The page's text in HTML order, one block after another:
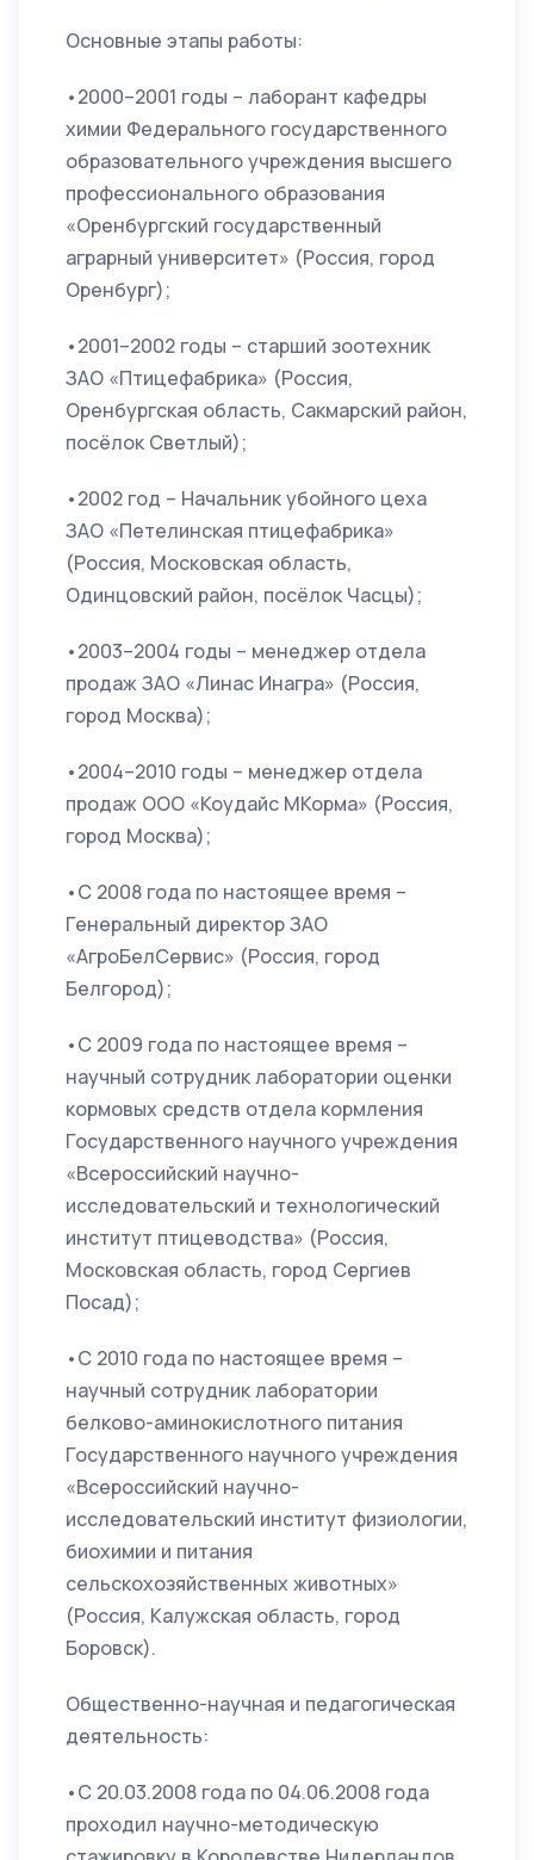
Основные этапы работы:
•2000–2001 годы – лаборант кафедры
химии Федерального государственного
образовательного учреждения высшего
профессионального образования
«Оренбургский государственный
аграрный университет» (Россия, город
Оренбург);
•2001–2002 годы – старший зоотехник
ЗАО «Птицефабрика» (Россия,
Оренбургская область, Сакмарский район,
посёлок Светлый);
•2002 год – Начальник убойного цеха
ЗАО «Петелинская птицефабрика»
(Россия, Московская область,
Одинцовский район, посёлок Часцы);
•2003–2004 годы – менеджер отдела
продаж ЗАО «Линас Инагра» (Россия,
город Москва);
•2004–2010 годы – менеджер отдела
продаж ООО «Коудайс МКорма» (Россия,
город Москва);
•С 2008 года по настоящее время –
Генеральный директор ЗАО
«АгроБелСервис» (Россия, город
Белгород);
•С 2009 года по настоящее время –
научный сотрудник лаборатории оценки
кормовых средств отдела кормления
Государственного научного учреждения
«Всероссийский научно-
исследовательский и технологический
институт птицеводства» (Россия,
Московская область, город Сергиев
Посад);
•С 2010 года по настоящее время –
научный сотрудник лаборатории
белково-аминокислотного питания
Государственного научного учреждения
«Всероссийский научно-
исследовательский институт физиологии,
биохимии и питания
сельскохозяйственных животных»
(Россия, Калужская область, город
Боровск).
Общественно-научная и педагогическая
деятельность:
•С 20.03.2008 года по 04.06.2008 года
проходил научно-методическую